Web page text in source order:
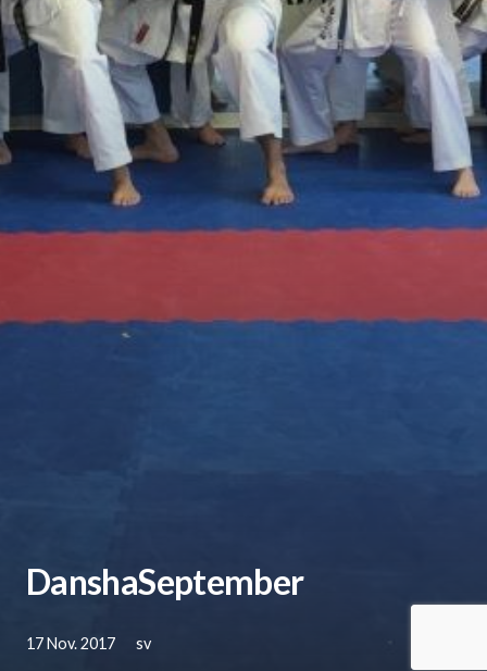
DanshaSeptember
17 Nov. 2017 sv